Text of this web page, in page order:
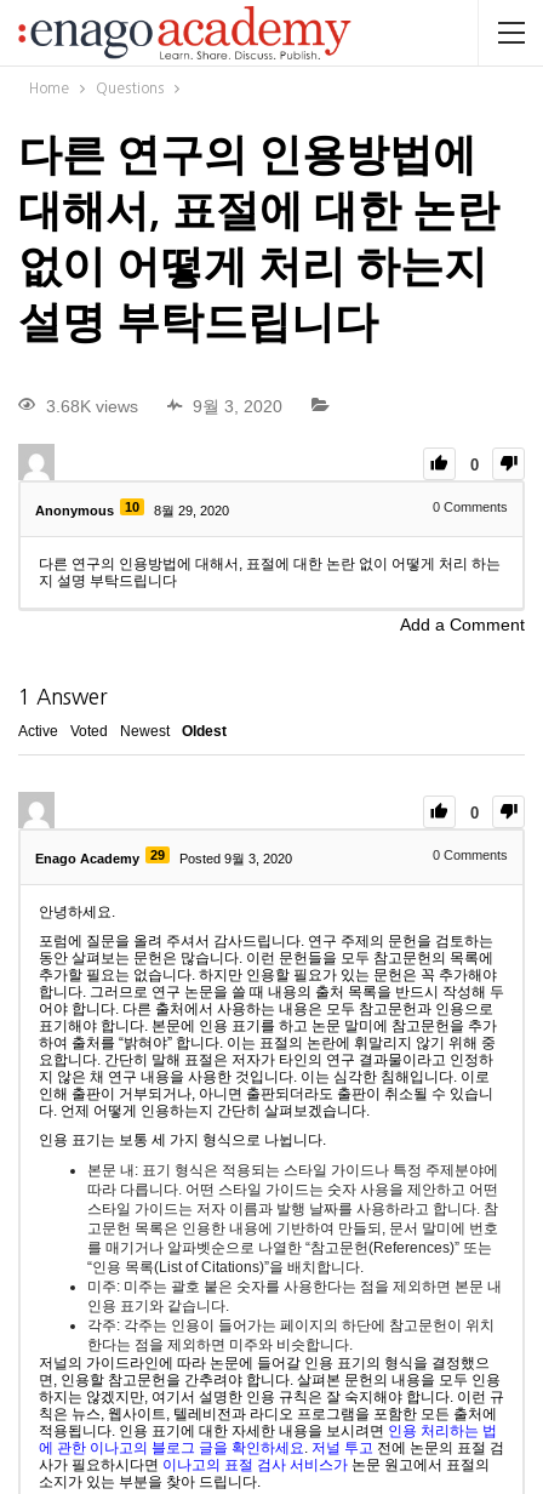
Home Questions
다른 연구의 인용방법에
대해서, 표절에 대한 논란
없이 어떻게 처리 하는지
설명 부탁드립니다
3.68K views 9월 3, 2020
0
Anonymous 10 8월 29, 2020 0 Comments
다른 연구의 인용방법에 대해서, 표절에 대한 논란 없이 어떻게 처리 하는
지 설명 부탁드립니다
Add a Comment
1 Answer
Active Voted Newest Oldest
0
Enago Academy 29 Posted 9월 3, 2020 0 Comments
안녕하세요.
포럼에 질문을 올려 주셔서 감사드립니다. 연구 주제의 문헌을 검토하는
동안 살펴보는 문헌은 많습니다. 이런 문헌들을 모두 참고문헌의 목록에
추가할 필요는 없습니다. 하지만 인용할 필요가 있는 문헌은 꼭 추가해야
합니다. 그러므로 연구 논문을 쓸 때 내용의 출처 목록을 반드시 작성해 두
어야 합니다. 다른 출처에서 사용하는 내용은 모두 참고문헌과 인용으로
표기해야 합니다. 본문에 인용 표기를 하고 논문 말미에 참고문헌을 추가
하여 출처를 “밝혀야” 합니다. 이는 표절의 논란에 휘말리지 않기 위해 중
요합니다. 간단히 말해 표절은 저자가 타인의 연구 결과물이라고 인정하
지 않은 채 연구 내용을 사용한 것입니다. 이는 심각한 침해입니다. 이로
인해 출판이 거부되거나, 아니면 출판되더라도 출판이 취소될 수 있습니
다. 언제 어떻게 인용하는지 간단히 살펴보겠습니다.
인용 표기는 보통 세 가지 형식으로 나뉩니다.
본문 내: 표기 형식은 적용되는 스타일 가이드나 특정 주제분야에
따라 다릅니다. 어떤 스타일 가이드는 숫자 사용을 제안하고 어떤
스타일 가이드는 저자 이름과 발행 날짜를 사용하라고 합니다. 참
고문헌 목록은 인용한 내용에 기반하여 만들되, 문서 말미에 번호
를 매기거나 알파벳순으로 나열한 “참고문헌(References)” 또는
“인용 목록(List of Citations)”을 배치합니다.
미주: 미주는 괄호 붙은 숫자를 사용한다는 점을 제외하면 본문 내
인용 표기와 같습니다.
각주: 각주는 인용이 들어가는 페이지의 하단에 참고문헌이 위치
한다는 점을 제외하면 미주와 비슷합니다.
저널의 가이드라인에 따라 논문에 들어갈 인용 표기의 형식을 결정했으
면, 인용할 참고문헌을 간추려야 합니다. 살펴본 문헌의 내용을 모두 인용
하지는 않겠지만, 여기서 설명한 인용 규칙은 잘 숙지해야 합니다. 이런 규
칙은 뉴스, 웹사이트, 텔레비전과 라디오 프로그램을 포함한 모든 출처에
적용됩니다. 인용 표기에 대한 자세한 내용을 보시려면 인용 처리하는 법
에 관한 이나고의 블로그 글을 확인하세요. 저널 투고 전에 논문의 표절 검
사가 필요하시다면 이나고의 표절 검사 서비스가 논문 원고에서 표절의
소지가 있는 부분을 찾아 드립니다.